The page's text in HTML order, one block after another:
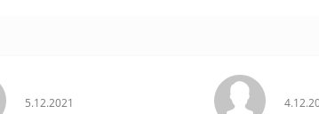
Hodnocení obchodu je 5 z 5 hvězdiček.
5.12.2021